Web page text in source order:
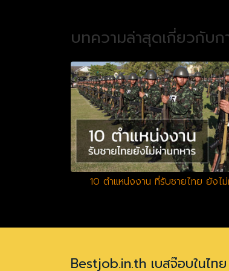
บทความล่าสุดเกี่ยวกับ
10 ตำแหน่งงาน ที่รับชายไทย ยังไม่
Bestjob.in.th เบสจ๊อบในไทย